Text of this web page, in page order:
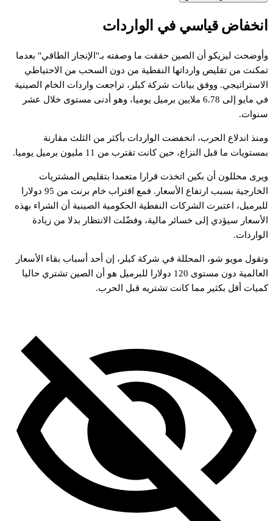
انخفاض قياسي في الواردات
وأوضحت ليزيكو أن الصين حققت ما وصفته بـ"الإنجاز الطاقي" بعدما
تمكنت من تقليص وارداتها النفطية من دون السحب من الاحتياطي
الاستراتيجي. ووفق بيانات شركة كبلر، تراجعت واردات الخام الصينية
في مايو إلى 6.78 ملايين برميل يوميا، وهو أدنى مستوى خلال عشر
سنوات.
ومنذ اندلاع الحرب، انخفضت الواردات بأكثر من الثلث مقارنة
بمستويات ما قبل النزاع، حين كانت تقترب من 11 مليون برميل يوميا.
ويرى محللون أن بكين اتخذت قرارا متعمدا بتقليص المشتريات
الخارجية بسبب ارتفاع الأسعار. فمع اقتراب خام برنت من 95 دولارا
للبرميل، اعتبرت الشركات النفطية الحكومية الصينية أن الشراء
بهذه
الأسعار سيؤدي إلى خسائر مالية، وفضّلت الانتظار بدلا من زيادة
الواردات.
وتقول مويو شو، المحللة في شركة كبلر، إن أحد أسباب بقاء الأسعار
العالمية دون مستوى 120 دولارا للبرميل هو أن الصين تشتري حاليا
كميات أقل بكثير مما كانت تشتريه قبل الحرب.